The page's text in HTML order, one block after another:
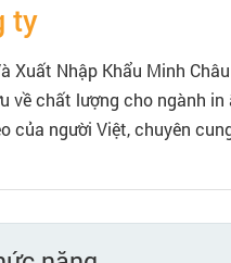
ty
Xuất Nhập Khẩu Minh
về chất lượng cho ngành
của người Việt, chuyên